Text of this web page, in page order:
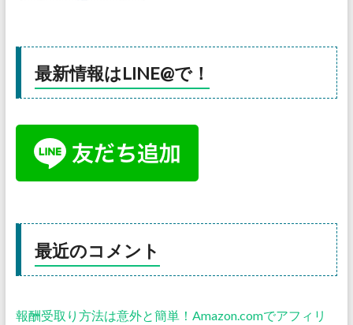
最新情報はLINE@で！
最近のコメント
報酬受取り方法は意外と簡単！Amazon.comでアフィリ